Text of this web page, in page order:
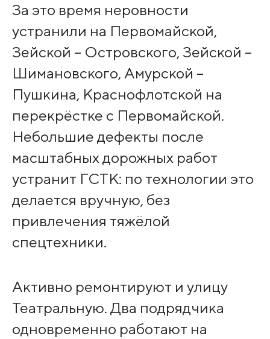
За это время неровности
устранили на Первомайской,
Зейской – Островского, Зейской –
Шимановского, Амурской –
Пушкина, Краснофлотской на
перекрёстке с Первомайской.
Небольшие дефекты после
масштабных дорожных работ
устранит ГСТК: по технологии это
делается вручную, без
привлечения тяжёлой
спецтехники.
Активно ремонтируют и улицу
Театральную. Два подрядчика
одновременно работают на